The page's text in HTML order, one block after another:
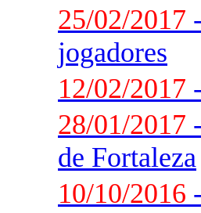
25/02/2017
jogadores
12/02/2017
28/01/2017
de Fortaleza
10/10/2016